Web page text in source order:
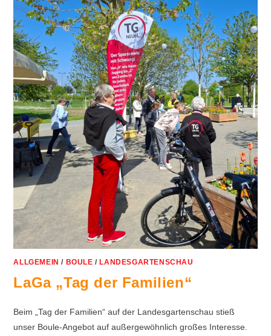
ALLGEMEIN / BOULE /LANDESGARTENSCHAU
LaGa „Tag der Familien“
Beim „Tag der Familien“ auf der Landesgartenschau stieß
unser Boule-Angebot auf außergewöhnlich großes Interesse.